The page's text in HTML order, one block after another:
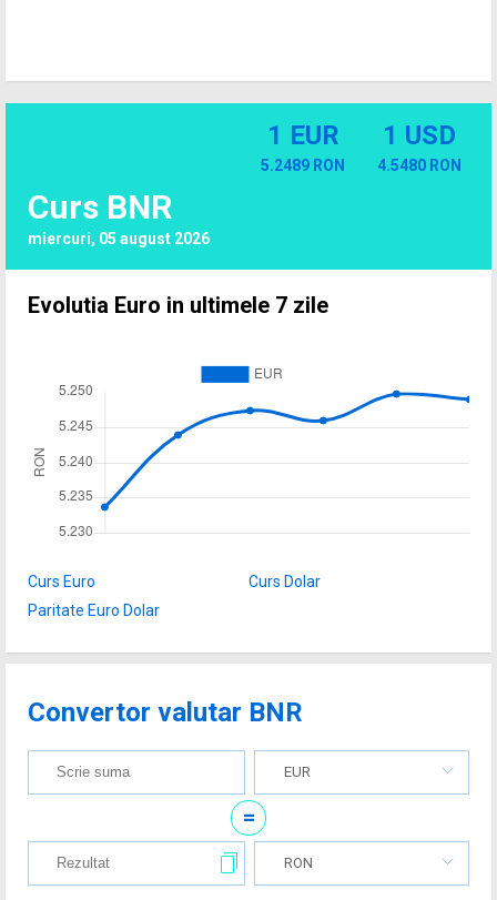
Curs BNR
miercuri, 05 august 2026
1 EUR
5.2489 RON
1 USD
4.5480 RON
Evolutia Euro in ultimele 7 zile
Curs Euro
Curs Dolar
Paritate Euro Dolar
Convertor valutar BNR
EUR
=
RON